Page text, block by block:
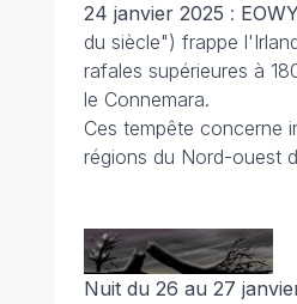
24 janvier 2025 :
du siècle") frappe
rafales supérieures à
le Connemara.
Ces tempête concerne
régions du Nord-ouest
Nuit du 26 au 27